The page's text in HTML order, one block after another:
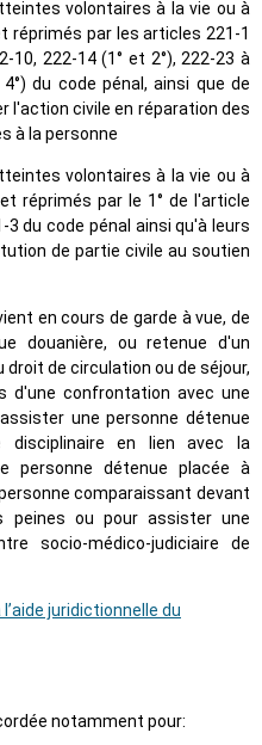
volontaires à la vie ou à
réprimés par les articles 221-1
10, 222-14 (1° et 2°), 222-23 à
du code pénal, ainsi que de
l'action civile en réparation des
à la personne
volontaires à la vie ou à
réprimés par le 1° de l'article
3 du code pénal ainsi qu'à leurs
de partie civile au soutien
en cours de garde à vue, de
douanière, ou retenue d'un
de circulation ou de séjour,
d'une confrontation avec une
une personne détenue
disciplinaire en lien avec la
personne détenue placée à
comparaissant devant
peines ou pour assister une
socio-médico-judiciaire de
juridictionnelle du
notamment pour: